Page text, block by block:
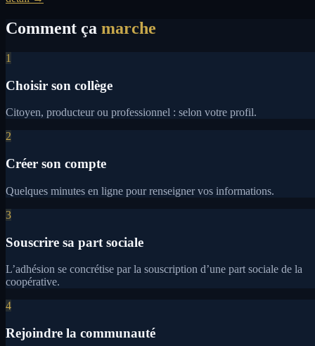
Comment ça marche
1
Choisir son collège
Citoyen, producteur ou professionnel : selon votre profil.
2
Créer son compte
Quelques minutes en ligne pour renseigner vos informations.
3
Souscrire sa part sociale
L’adhésion se concrétise par la souscription d’une part sociale de la
coopérative.
4
Rejoindre la communauté